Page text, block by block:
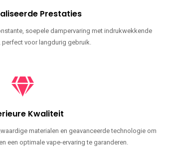
Prestaties
soepele dampervaring met indrukwekkende
voor langdurig gebruik.
Kwaliteit
materialen en geavanceerde technologie om
een optimale vape-ervaring te garanderen.